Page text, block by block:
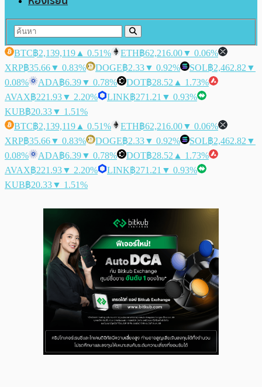
BTC฿2,139,119 ▲ 0.51% ETH฿62,216.00▼ 0.06%
XRP฿35.66▼ 0.83% DOGE฿2.33▼ 0.92% SOL฿2,462.82 ▼
0.08%
ADA฿6.39▼ 0.78% DOT฿28.52 ▲ 1.73%
AVAX฿221.93▼ 2.20% LINK฿271.21 ▼ 0.93%
KUB฿20.33▼ 1.51%
BTC฿2,139,119 ▲ 0.51% ETH฿62,216.00▼ 0.06%
XRP฿35.66▼ 0.83% DOGE฿2.33▼ 0.92% SOL฿2,462.82 ▼
0.08%
ADA฿6.39▼ 0.78% DOT฿28.52 ▲ 1.73%
AVAX฿221.93▼ 2.20% LINK฿271.21 ▼ 0.93%
KUB฿20.33▼ 1.51%